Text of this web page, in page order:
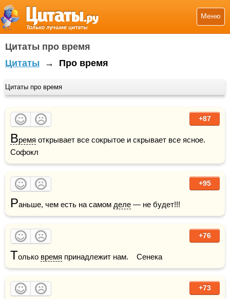
Меню
Цитаты про время
Цитаты → Про время
Цитаты про время
+87
Время открывает все сокрытое и скрывает все ясное.
Софокл
+95
Раньше, чем есть на самом деле — не будет!!!
+76
Только время принадлежит нам.    Сенека
+73